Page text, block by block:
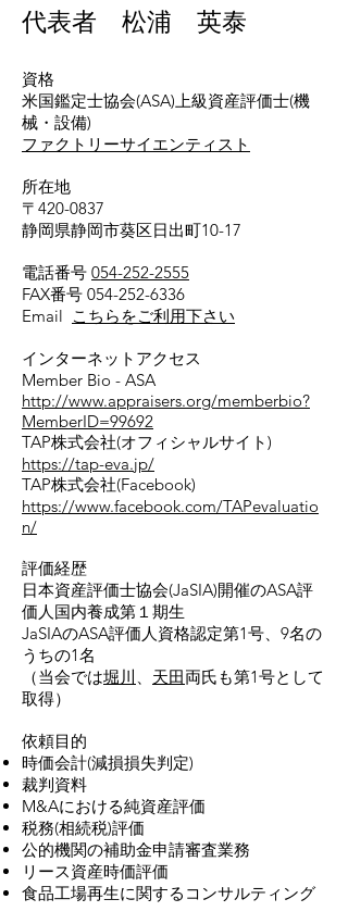
代表者 松浦 英泰
資格
米国鑑定士協会(ASA)上級資産評価士(機
械・設備)
ファクトリーサイエンティスト
所在地
〒420-0837
静岡県静岡市葵区日出町10-17
電話番号 054-252-2555
FAX番号 054-252-6336
​Email こちらをご利用下さい
インターネットアクセス
Member Bio - ASA
http://www.appraisers.org/memberbio?
MemberID=99692
TAP株式会社(オフィシャルサイト)
https://tap-eva.jp/
TAP株式会社(Facebook)
https://www.facebook.com/TAPevaluatio
n/
評価経歴
日本資産評価士協会(JaSIA)開催のASA評
価人国内養成第１期生
JaSIAのASA評価人資格認定第1号、9名の
うちの1名
（当会では堀川 、 天田両氏も第1号として
取得）
依頼目的
時価会計(減損損失判定)
裁判資料
M&Aにおける純資産評価
税務(相続税)評価
公的機関の補助金申請審査業務
リース資産時価評価
食品工場再生に関するコンサルティング